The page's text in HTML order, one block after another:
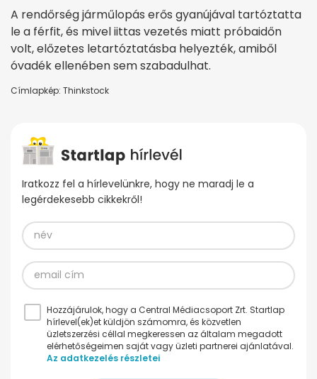
A rendőrség járműlopás erős gyanújával tartóztatta
le a férfit, és mivel iittas vezetés miatt próbaidőn
volt, előzetes letartóztatásba helyezték, amiből
óvadék ellenében sem szabadulhat.
Címlapkép: Thinkstock
Iratkozz fel a hírlevelünkre, hogy ne maradj le a
legérdekesebb cikkekről!
Hozzájárulok, hogy a Central Médiacsoport Zrt. Startlap
hírlevel(ek)et küldjön számomra, és közvetlen
üzletszerzési céllal megkeressen az általam megadott
elérhetőségeimen saját vagy üzleti partnerei ajánlatával.
Az adatkezelés részletei